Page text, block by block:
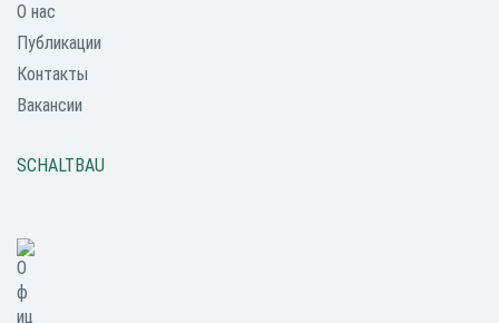
О нас
Публикации
Контакты
Вакансии
SCHALTBAU